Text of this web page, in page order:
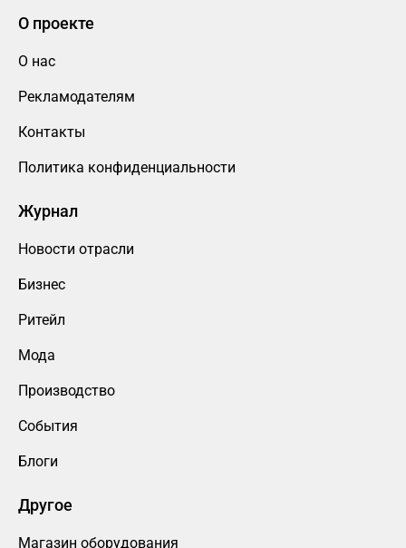
О проекте
О нас
Рекламодателям
Контакты
Политика конфиденциальности
Журнал
Новости отрасли
Бизнес
Ритейл
Мода
Производство
События
Блоги
Другое
Магазин оборудования